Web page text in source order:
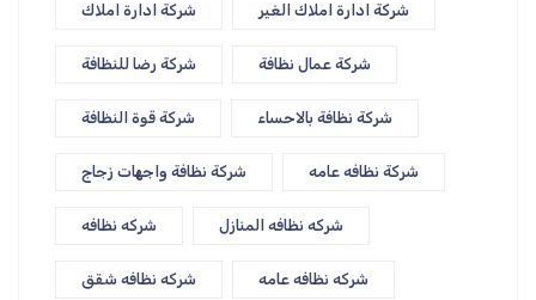
شركة ادارة املاك شركة ادارة املاك الغير
شركة رضا للنظافة شركة عمال نظافة
شركة قوة النظافة شركة نظافة بالاحساء
شركة نظافة واجهات زجاج شركة نظافه عامه
شركه نظافه شركه نظافه المنازل
شركه نظافه شقق شركه نظافه عامه